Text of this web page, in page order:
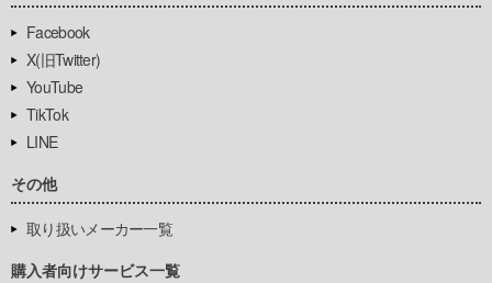
Facebook
X(旧Twitter)
YouTube
TikTok
LINE
その他
取り扱いメーカー一覧
購入者向けサービス一覧